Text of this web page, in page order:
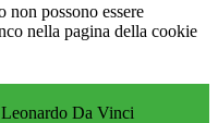
non possono essere
nella pagina della cookie
Da Vinci